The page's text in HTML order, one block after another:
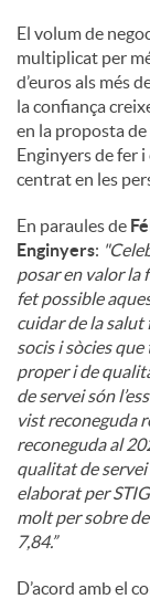
El volum de
multiplicat per
d’euros als més
la confiança
en la proposta
Enginyers de fer
centrat en les
En paraules de
Enginyers: "
posar en valor la
fet possible
cuidar de la salut
socis i sòcies
proper i de
de servei són
vist reconeguda
reconeguda al
qualitat de servei
elaborat per
molt per sobre
7,84.”
D’acord amb el